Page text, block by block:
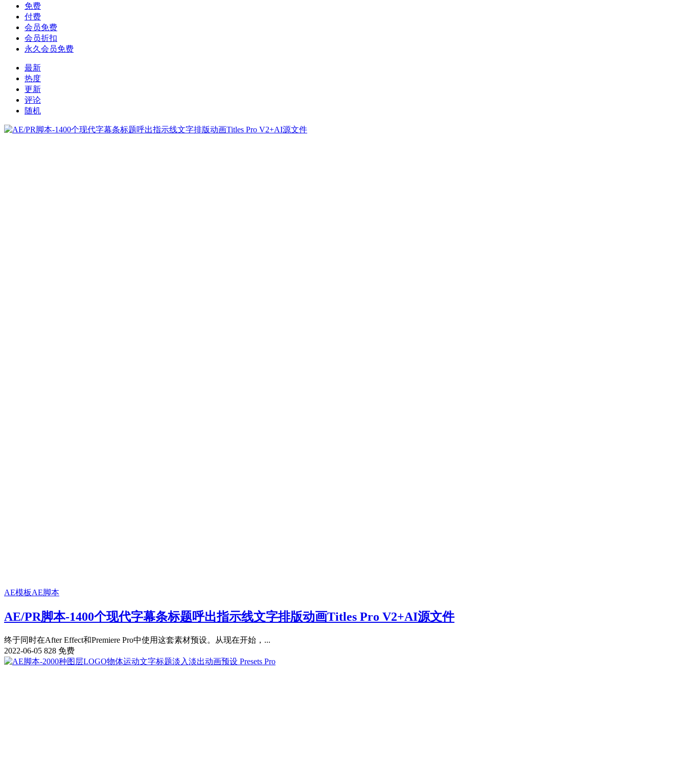
免费
付费
会员免费
会员折扣
永久会员免费
最新
热度
更新
评论
随机
AE模板AE脚本
AE/PR脚本-1400个现代字幕条标题呼出指示线文字排版动画Titles Pro V2+AI源文件
终于同时在After Effect和Premiere Pro中使用这套素材预设。从现在开始，...
2022-06-05 828 免费